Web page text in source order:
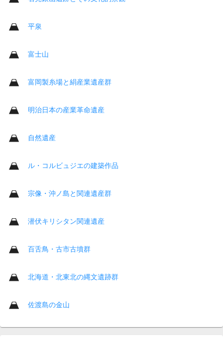
平泉
富士山
富岡製糸場と絹産業遺産群
明治日本の産業革命遺産
自然遺産
ル・コルビュジエの建築作品
宗像・沖ノ島と関連遺産群
潜伏キリシタン関連遺産
百舌鳥・古市古墳群
北海道・北東北の縄文遺跡群
佐渡島の金山